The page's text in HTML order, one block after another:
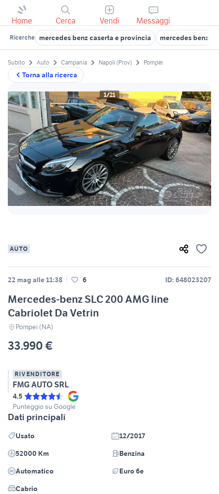
Home Cerca Vendi Messaggi
Ricerche mercedes benz caserta e provincia mercedes benz
Torna alla ricerca
Subito Auto Campania Napoli (Prov) Pompei
1/21
AUTO
22 mag alle 11:38 6 ID: 648023207
Mercedes-benz SLC 200 AMG line
Cabriolet Da Vetrin
Pompei (NA)
33.990 €
RIVENDITORE
FMG AUTO SRL
4.5
Punteggio su Google
Dati principali
Usato
12/2017
52000 Km
Benzina
Automatico
Euro 6e
Cabrio